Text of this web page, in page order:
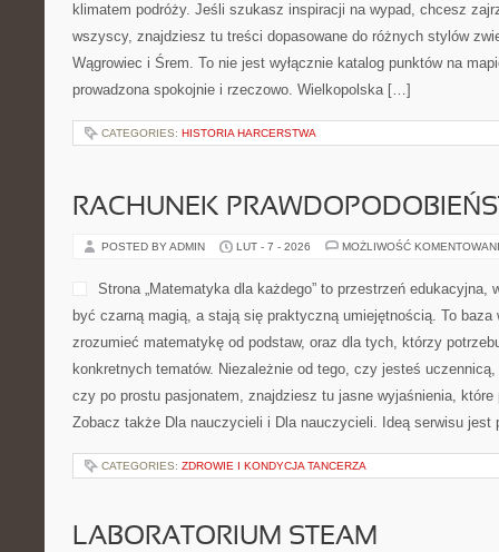
klimatem podróży. Jeśli szukasz inspiracji na wypad, chcesz
wszyscy, znajdziesz tu treści dopasowane do różnych stylów
Wągrowiec i Śrem. To nie jest wyłącznie katalog punktów na
prowadzona spokojnie i rzeczowo. Wielkopolska […]
CATEGORIES: HISTORIA HARCERSTWA
RACHUNEK
POSTED BY ADMIN LUT - 7 - 2026 MOŻLIWOŚĆ
Strona „Matematyka dla każdego” to przestrzeń edukacyjna,
być czarną magią, a stają się praktyczną umiejętnością. To
zrozumieć matematykę od podstaw, oraz dla tych, którzy
konkretnych tematów. Niezależnie od tego, czy jesteś
czy po prostu pasjonatem, znajdziesz tu jasne wyjaśnienia, które
Zobacz także Dla nauczycieli i Dla nauczycieli. Ideą serwisu
CATEGORIES: ZDROWIE I KONDYCJA TANCERZA
LABORATORIUM STEAM